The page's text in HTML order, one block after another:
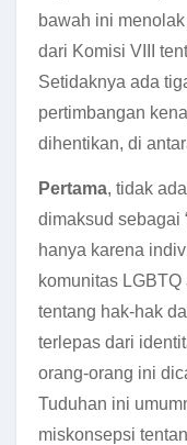
bawah ini
dari Komisi VIII
Setidaknya ada
pertimbangan
dihentikan, di
Pertama, tidak
dimaksud sebagai
hanya karena
komunitas
tentang hak-hak
terlepas dari
orang-orang ini
Tuduhan ini
miskonsepsi